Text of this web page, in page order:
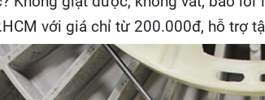
với giá chỉ từ 200.000đ, hỗ trợ